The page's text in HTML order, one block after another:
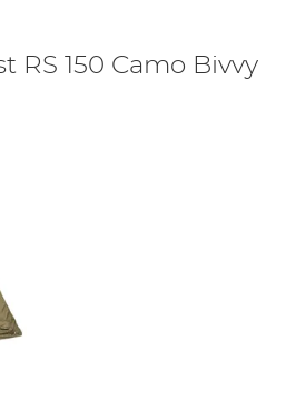
RS 150 Camo Bivvy